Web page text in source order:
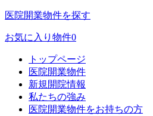
医院開業物件を探す
お気に入り物件0
トップページ
医院開業物件
新規開院情報
私たちの強み
医院開業物件をお持ちの方